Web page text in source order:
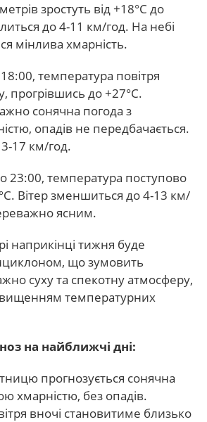
зростуть від +18°C до
до 4-11 км/год. На небі
мінлива хмарність.
температура повітря
прогрівшись до +27°C.
сонячна погода з
опадів не передбачається.
17 км/год.
23:00, температура поступово
Вітер зменшиться до 4-13 км/
ясним.
наприкінці тижня буде
що зумовить
суху та спекотну атмосферу,
температурних
на найближчі дні:
прогнозується сонячна
хмарністю, без опадів.
вночі становитиме близько